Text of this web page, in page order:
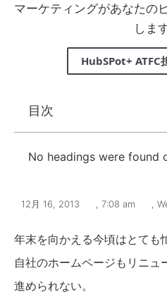
マーケティングがあなたの
しま
HubSPot+ ATFC
目次
No headings were found
12月 16, 2013 , 7:08 am ,
年末を向かえる今頃はとても
自社のホームページもリニュ
進められない。